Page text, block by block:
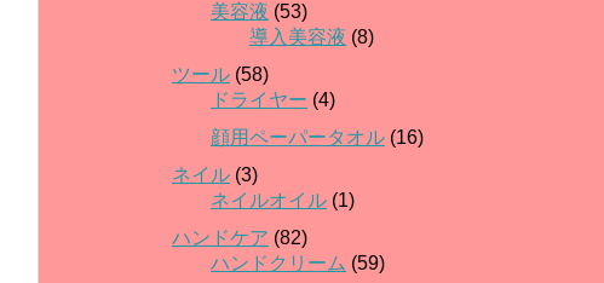
美容液 (53)
導入美容液 (8)
ツール (58)
ドライヤー (4)
顔用ペーパータオル (16)
ネイル (3)
ネイルオイル (1)
ハンドケア (82)
ハンドクリーム (59)